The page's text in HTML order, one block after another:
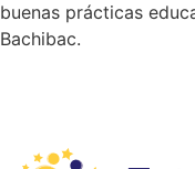
buenas prácticas
Bachibac.